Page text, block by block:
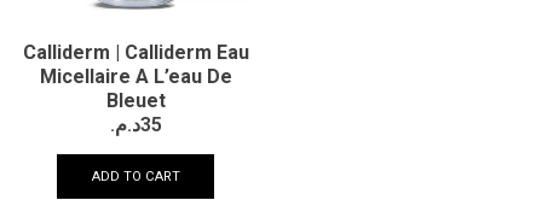
Calliderm | Calliderm Eau
Micellaire A L’eau De
Bleuet
35د.م.
ADD TO CART